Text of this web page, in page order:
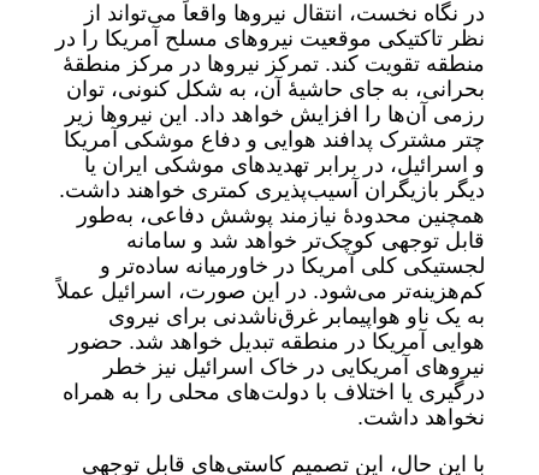
در نگاه نخست، انتقال نیروها واقعاً می‌تواند از
نظر تاکتیکی موقعیت نیروهای مسلح آمریکا را در
منطقه تقویت کند. تمرکز نیروها در مرکز منطقۀ
بحرانی، به جای حاشیۀ آن، به شکل کنونی، توان
رزمی آن‌ها را افزایش خواهد داد. این نیروها زیر
چتر مشترک پدافند هوایی و دفاع موشکی آمریکا
و اسرائیل، در برابر تهدیدهای موشکی ایران یا
دیگر بازیگران آسیب‌پذیری کمتری خواهند داشت.
همچنین محدودۀ نیازمند پوشش دفاعی، به‌طور
قابل توجهی کوچک‌تر خواهد شد و سامانه
لجستیکی کلی آمریکا در خاورمیانه ساده‌تر و
کم‌هزینه‌تر می‌شود. در این صورت، اسرائیل عملاً
به یک ناو هواپیمابر غرق‌ناشدنی برای نیروی
هوایی آمریکا در منطقه تبدیل خواهد شد. حضور
نیروهای آمریکایی در خاک اسرائیل نیز خطر
درگیری یا اختلاف با دولت‌های محلی را به همراه
نخواهد داشت.
با این حال، این تصمیم کاستی‌های قابل توجهی